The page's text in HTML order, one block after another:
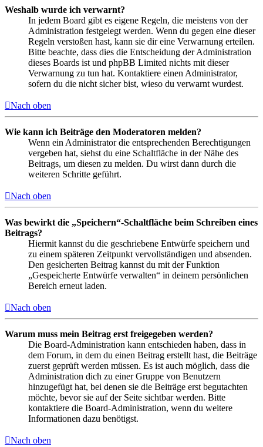
Weshalb wurde ich verwarnt?
In jedem Board gibt es eigene Regeln, die meistens von der
Administration festgelegt werden. Wenn du gegen eine dieser
Regeln verstoßen hast, kann sie dir eine Verwarnung erteilen.
Bitte beachte, dass dies die Entscheidung der Administration
dieses Boards ist und phpBB Limited nichts mit dieser
Verwarnung zu tun hat. Kontaktiere einen Administrator,
sofern du die nicht sicher bist, wieso du verwarnt wurdest.
Nach oben
Wie kann ich Beiträge den Moderatoren melden?
Wenn ein Administrator die entsprechenden Berechtigungen
vergeben hat, siehst du eine Schaltfläche in der Nähe des
Beitrags, um diesen zu melden. Du wirst dann durch die
weiteren Schritte geführt.
Nach oben
Was bewirkt die „Speichern“-Schaltfläche beim Schreiben eines
Beitrags?
Hiermit kannst du die geschriebene Entwürfe speichern und
zu einem späteren Zeitpunkt vervollständigen und absenden.
Den gesicherten Beitrag kannst du mit der Funktion
„Gespeicherte Entwürfe verwalten“ in deinem persönlichen
Bereich erneut laden.
Nach oben
Warum muss mein Beitrag erst freigegeben werden?
Die Board-Administration kann entschieden haben, dass in
dem Forum, in dem du einen Beitrag erstellt hast, die Beiträge
zuerst geprüft werden müssen. Es ist auch möglich, dass die
Administration dich zu einer Gruppe von Benutzern
hinzugefügt hat, bei denen sie die Beiträge erst begutachten
möchte, bevor sie auf der Seite sichtbar werden. Bitte
kontaktiere die Board-Administration, wenn du weitere
Informationen dazu benötigst.
Nach oben